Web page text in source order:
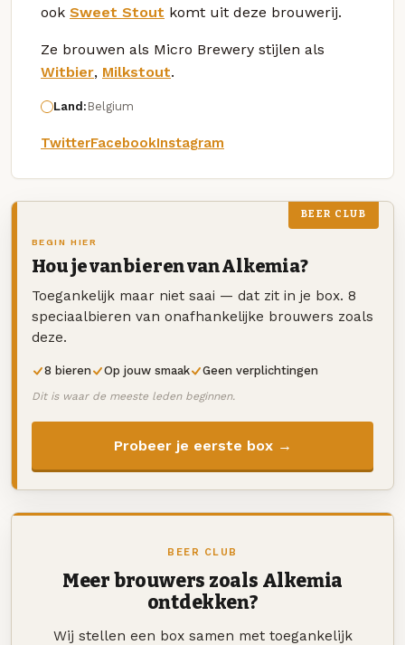
ook Sweet Stout komt uit deze brouwerij.
Ze brouwen als Micro Brewery stijlen als
Witbier, Milkstout.
Land: Belgium
TwitterFacebookInstagram
BEER CLUB
BEGIN HIER
Hou je van bieren van Alkemia?
Toegankelijk maar niet saai — dat zit in je box. 8
speciaalbieren van onafhankelijke brouwers zoals
deze.
8 bieren Op jouw smaak Geen verplichtingen
Dit is waar de meeste leden beginnen.
Probeer je eerste box →
BEER CLUB
Meer brouwers zoals Alkemia
ontdekken?
Wij stellen een box samen met toegankelijk